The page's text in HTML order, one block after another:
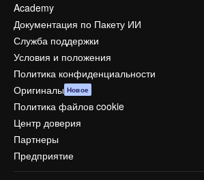
Academy
Документация по Пакету ИИ
Служба поддержки
Условия и положения
Политика конфиденциальности
Оригиналы Новое
Политика файлов cookie
Центр доверия
Партнеры
Предприятие